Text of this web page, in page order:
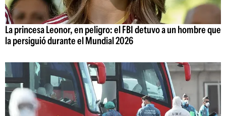
La princesa Leonor, en peligro: el FBI detuvo a un hombre que
la persiguió durante el Mundial 2026